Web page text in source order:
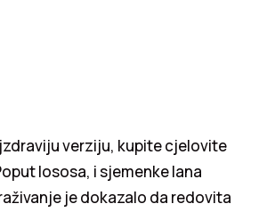
verziju, kupite cjelovite
lososa, i sjemenke lana
je dokazalo da redovita